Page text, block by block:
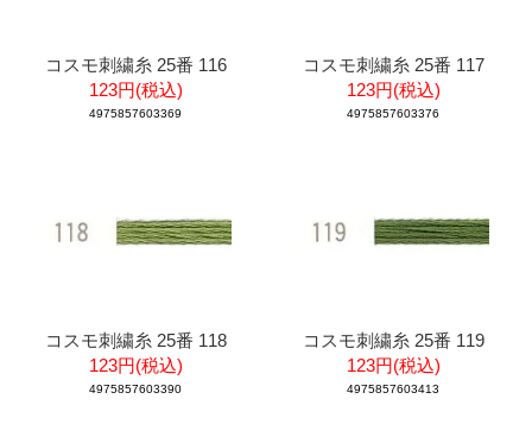
コスモ刺繍糸 25番 116
123円(税込)
4975857603369
コスモ刺繍糸 25番 117
123円(税込)
4975857603376
コスモ刺繍糸 25番 118
123円(税込)
4975857603390
コスモ刺繍糸 25番 119
123円(税込)
4975857603413